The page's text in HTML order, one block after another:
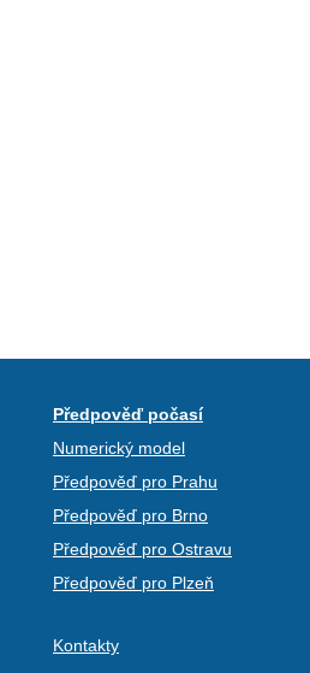
Předpověď počasí
Numerický model
Předpověď pro Prahu
Předpověď pro Brno
Předpověď pro Ostravu
Předpověď pro Plzeň
Kontakty